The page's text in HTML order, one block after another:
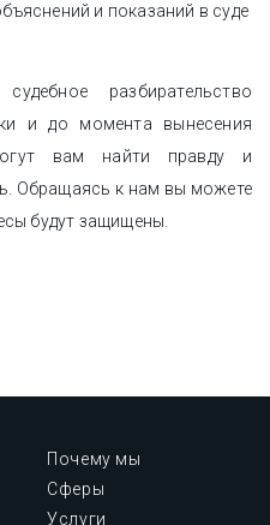
и показаний в суде
разбирательство
и до момента вынесения
вам найти правду и
Обращаясь к нам вы можете
будут защищены.
Почему мы
Сферы
Услуги